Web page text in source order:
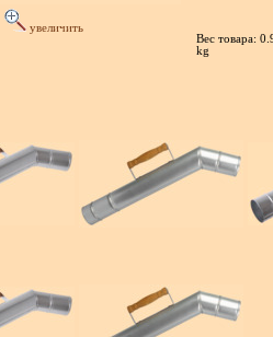
увеличить
Вес товара:
kg